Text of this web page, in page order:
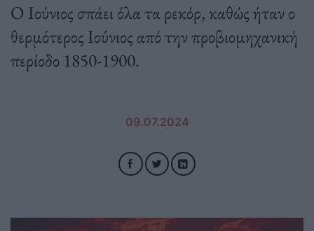
Ο Ιούνιος σπάει όλα τα ρεκόρ, καθώς ήταν ο
θερμότερος Ιούνιος από την προβιομηχανική
περίοδο 1850-1900.
09.07.2024